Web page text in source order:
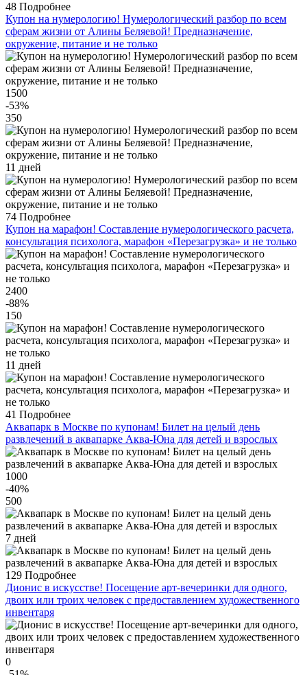
48 Подробнее
Купон на нумерологию! Нумерологический разбор по всем
сферам жизни от Алины Беляевой! Предназначение,
окружение, питание и не только
1500
-53%
350
11 дней
74 Подробнее
Купон на марафон! Составление нумерологического расчета,
консультация психолога, марафон «Перезагрузка» и не только
2400
-88%
150
11 дней
41 Подробнее
Аквапарк в Москве по купонам! Билет на целый день
развлечений в аквапарке Аква-Юна для детей и взрослых
1000
-40%
500
7 дней
129 Подробнее
Дионис в искусстве! Посещение арт-вечеринки для одного,
двоих или троих человек с предоставлением художественного
инвентаря
0